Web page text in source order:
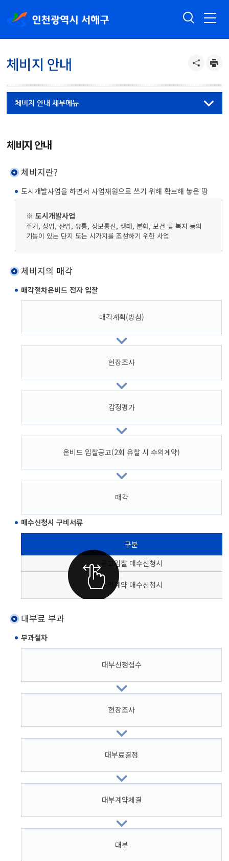
체비지 안내
체비지 안내 세부메뉴
체비지 안내
체비지란?
도시개발사업을 하면서 사업재원으로 쓰기 위해 확보해 놓은 땅
※ 도시개발사업
주거, 상업, 산업, 유통, 정보통신, 생태, 분화, 보건 및 복지 등의
기능이 있는 단지 또는 시가지를 조성하기 위한 사업
체비지의 매각
매각절차온비드 전자 입찰
매각계획(방침)
현장조사
감정평가
온비드 입찰공고(2회 유찰 시 수의계약)
매각
매수신청시 구비서류
구분
공고입찰 매수신청시
수의계약 매수신청시
대부료 부과
부과절차
대부신청접수
현장조사
대부료결정
대부계약체결
대부